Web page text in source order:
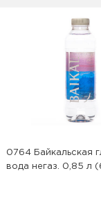
0764 Байкальская
вода негаз. 0,85 л